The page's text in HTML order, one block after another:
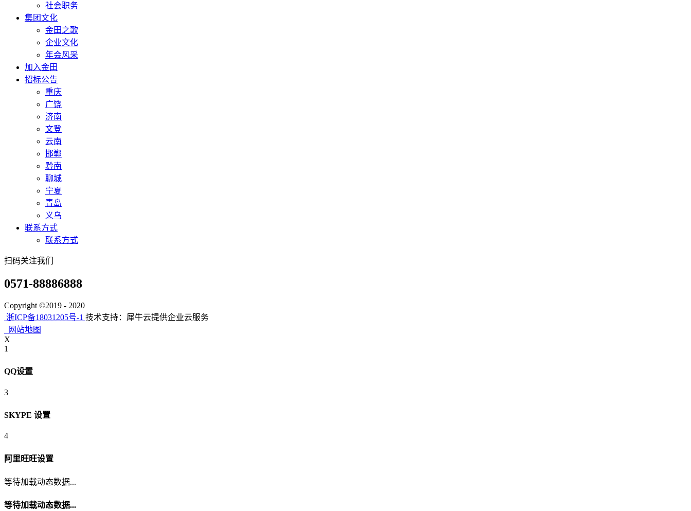
社会职务
集团文化
金田之歌
企业文化
年会风采
加入金田
招标公告
重庆
广饶
济南
文登
云南
邯郸
黔南
聊城
宁夏
青岛
义乌
联系方式
联系方式
扫码关注我们
0571-88886888
Copyright ©2019 - 2020
浙ICP备18031205号-1 技术支持：犀牛云提供企业云服务
网站地图
X
1
QQ设置
3
SKYPE 设置
4
阿里旺旺设置
等待加载动态数据...
等待加载动态数据...